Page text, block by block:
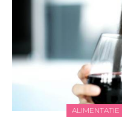
ALIMENTATIE